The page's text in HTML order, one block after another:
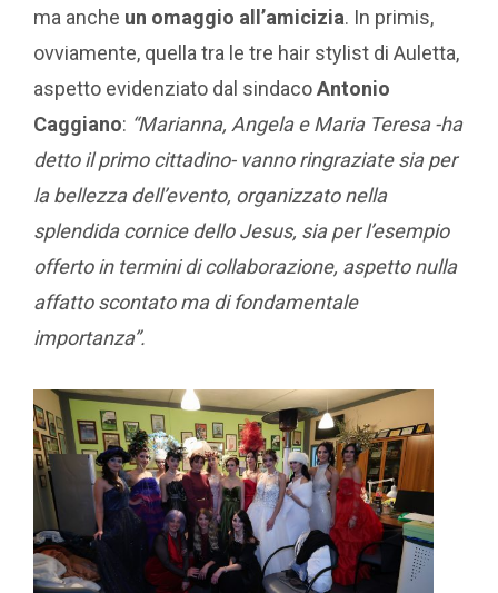
ma anche un omaggio all’amicizia. In primis,
ovviamente, quella tra le tre hair stylist di Auletta,
aspetto evidenziato dal sindacoAntonio
Caggiano: “Marianna, Angela e Maria Teresa -ha
detto il primo cittadino- vanno ringraziate sia per
la bellezza dell’evento, organizzato nella
splendida cornice dello Jesus, sia per l’esempio
offerto in termini di collaborazione, aspetto nulla
affatto scontato ma di fondamentale
importanza”.